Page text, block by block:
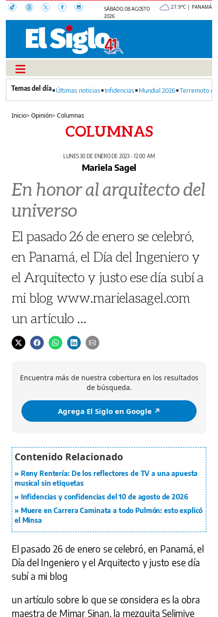
SÁBADO, 08 AGOSTO
2026
27.9°C | PANAMÁ
Últimas noticias Infidencias Mundial 2026 Terremoto
Inicio>Opinión>Columnas
COLUMNAS
LUNES 30 DE ENERO DE 2023 - 12:00 AM
Mariela Sagel
En honor al arquitecto del
universo
El pasado 26 de enero se celebró,
en Panamá, el Día del Ingeniero y
el Arquitecto y justo ese día subí a
mi blog www.marielasagel.com
un artículo ...
Encuentra más de nuestra cobertura en los resultados
de búsqueda.
Agrega El Siglo en Google ↗️
Reny Rentería: De los reflectores de TV a una apuesta
musical sin etiquetas
Infidencias y confidencias del 10 de agosto de 2026
Muere en Carrera Caminata a todo Pulmón: esto explicó
el Minsa
El pasado 26 de enero se celebró, en Panamá, el
Día del Ingeniero y el Arquitecto y justo ese día
subí a mi blog
un artículo sobre lo que se considera es la obra
maestra de Mimar Sinan, la mezquita Selimiye